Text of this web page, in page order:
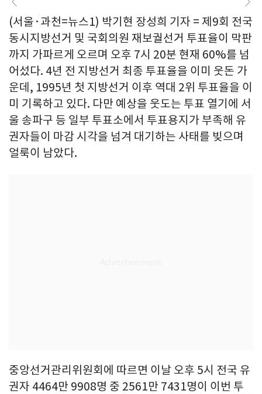
(서울·과천=뉴스1) 박기현 장성희 기자 = 제9회 전국
동시지방선거 및 국회의원 재보궐선거 투표율이 막판
까지 가파르게 오르며 오후 7시 20분 현재 60%를 넘
어섰다. 4년 전 지방선거 최종 투표율을 이미 웃돈 가
운데, 1995년 첫 지방선거 이후 역대 2위 투표율을 이
미 기록하고 있다. 다만 예상을 웃도는 투표 열기에 서
울 송파구 등 일부 투표소에서 투표용지가 부족해 유
권자들이 마감 시각을 넘겨 대기하는 사태를 빚으며
얼룩이 남았다.
중앙선거관리위원회에 따르면 이날 오후 5시 전국 유
권자 4464만 9908명 중 2561만 7431명이 이번 투